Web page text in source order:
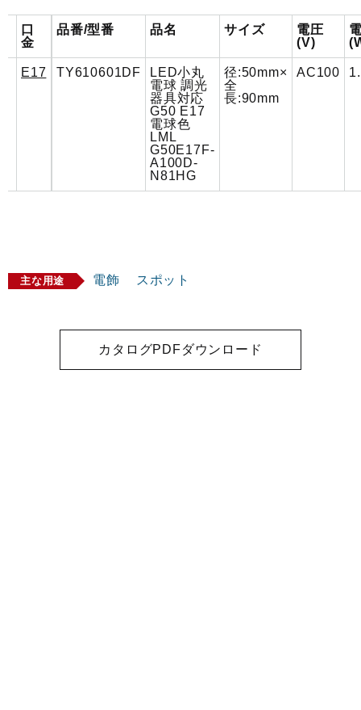
口
金
品番/型番 品名 サイズ
電圧
(V)
E17 TY610601DF
LED小丸
電球 調光
器具対応
G50 E17
電球色
LML
G50E17F-
A100D-
N81HG
径:50mm×
全
長:90mm
AC100
主な用途 電飾 スポット
カタログPDFダウンロード